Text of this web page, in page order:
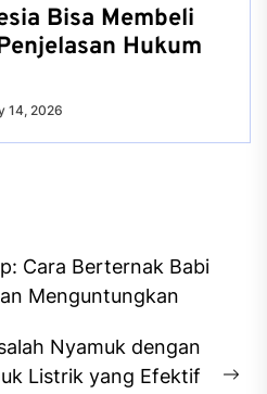
Bisa Membeli
Hukum
14, 2026
Cara Berternak Babi
Menguntungkan
Nyamuk dengan
Listrik yang Efektif